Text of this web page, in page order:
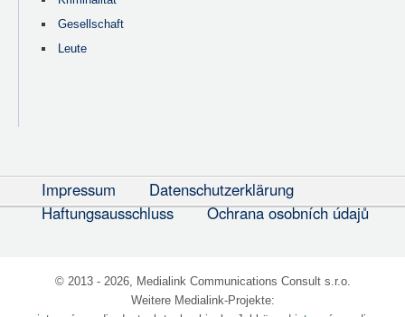
Gesellschaft
Leute
Impressum
Datenschutzerklärung
Haftungsausschluss
Ochrana osobních údajů
© 2013 - 2026, Medialink Communications Consult s.r.o.
Weitere Medialink-Projekte: